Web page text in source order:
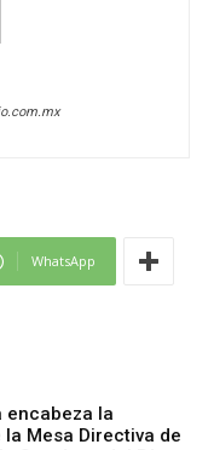
WhatsApp
encabeza la
Mesa Directiva de